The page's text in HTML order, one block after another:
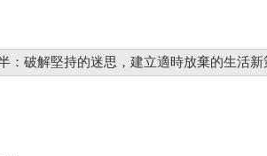
：破解堅持的迷思，建立適時放棄的生活新